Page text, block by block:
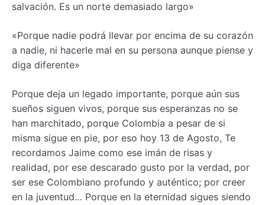
salvación. Es un norte demasiado largo»
«Porque nadie podrá llevar por encima de su corazón
a nadie, ni hacerle mal en su persona aunque piense y
diga diferente»
Porque deja un legado importante, porque aún sus
sueños siguen vivos, porque sus esperanzas no se
han marchitado, porque Colombia a pesar de si
misma sigue en pie, por eso hoy 13 de Agosto, Te
recordamos Jaime como ese imán de risas y
realidad, por ese descarado gusto por la verdad, por
ser ese Colombiano profundo y auténtico; por creer
en la juventud… Porque en la eternidad sigues siendo